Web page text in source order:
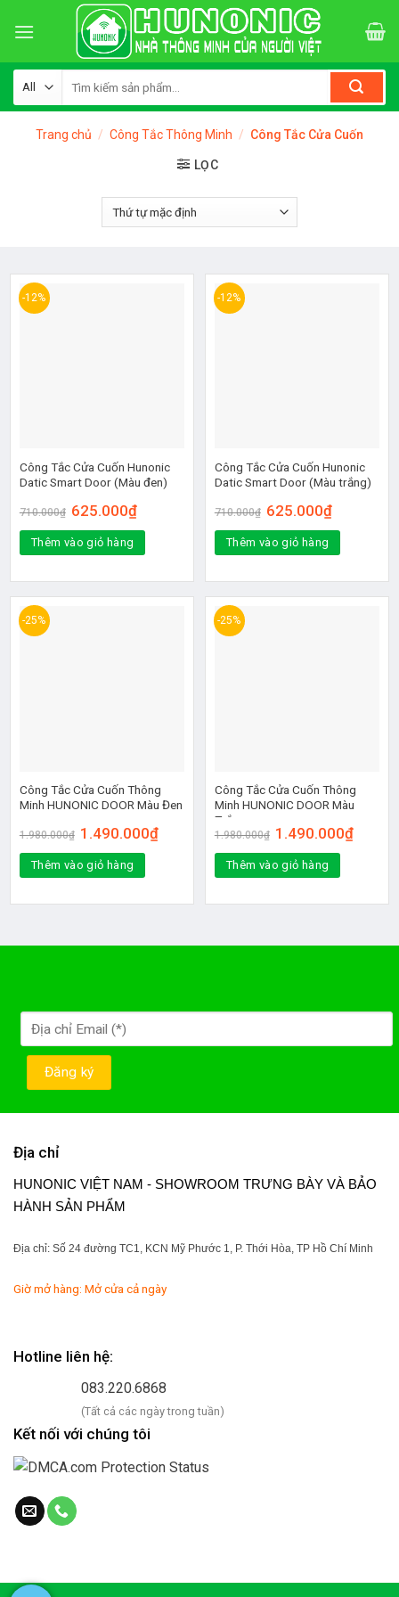
kiếm:
Trang chủ / Công Tắc Thông Minh / Công Tắc Cửa Cuốn
LỌC
-12%
Công Tắc Cửa Cuốn Hunonic
Datic Smart Door (Màu đen)
710.000₫ 625.000₫
Thêm vào giỏ hàng
-12%
Công Tắc Cửa Cuốn Hunonic
Datic Smart Door (Màu trắng)
710.000₫ 625.000₫
Thêm vào giỏ hàng
-25%
Công Tắc Cửa Cuốn Thông
Minh HUNONIC DOOR Màu Đen
1.980.000₫ 1.490.000₫
Thêm vào giỏ hàng
-25%
Công Tắc Cửa Cuốn Thông
Minh HUNONIC DOOR Màu
Trắng
1.980.000₫ 1.490.000₫
Thêm vào giỏ hàng
Địa chỉ
HUNONIC VIỆT NAM - SHOWROOM TRƯNG BÀY VÀ BẢO
HÀNH SẢN PHẨM
Địa chỉ: Số 24 đường TC1, KCN Mỹ Phước 1, P. Thới Hòa, TP Hồ Chí Minh
Giờ mở hàng: Mở cửa cả ngày
Hotline liên hệ:
083.220.6868
(Tất cả các ngày trong tuần)
Kết nối với chúng tôi